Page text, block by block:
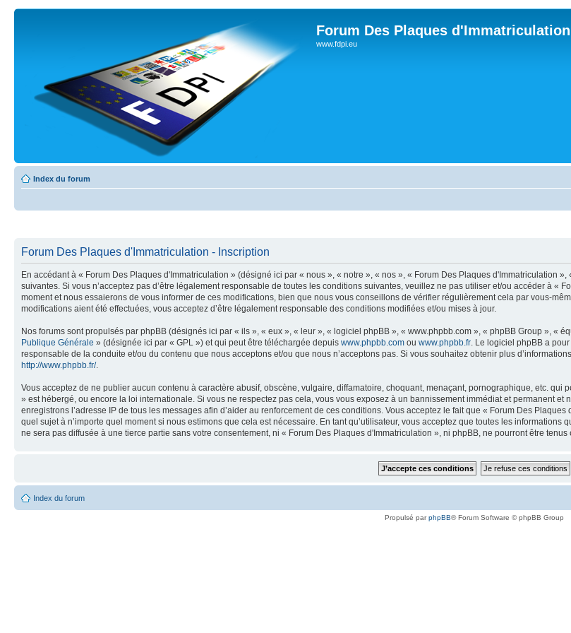
Forum Des Plaques d'Immatriculation
www.fdpi.eu
Index du forum
Forum Des Plaques d'Immatriculation - Inscription
En accédant à « Forum Des Plaques d'Immatriculation » (désigné ici par « nous », « notre », « nos », « Forum Des Plaques d'Immatriculation
suivantes. Si vous n’acceptez pas d’être légalement responsable de toutes les conditions suivantes, veuillez ne pas utiliser et/ou accéder à «
moment et nous essaierons de vous informer de ces modifications, bien que nous vous conseillons de vérifier régulièrement cela par vous-
modifications aient été effectuées, vous acceptez d’être légalement responsable des conditions modifiées et/ou mises à jour.
Nos forums sont propulsés par phpBB (désignés ici par « ils », « eux », « leur », « logiciel phpBB », « www.phpbb.com », « phpBB Group », «
Publique Générale » (désignée ici par « GPL ») et qui peut être téléchargée depuis www.phpbb.com ou www.phpbb.fr . Le logiciel phpBB a
responsable de la conduite et/ou du contenu que nous acceptons et/ou que nous n’acceptons pas. Si vous souhaitez obtenir plus
http://www.phpbb.fr/.
Vous acceptez de ne publier aucun contenu à caractère abusif, obscène, vulgaire, diffamatoire, choquant, menaçant, pornographique, etc.
» est hébergé, ou encore la loi internationale. Si vous ne respectez pas cela, vous vous exposez à un bannissement immédiat et permanent
enregistrons l’adresse IP de tous les messages afin d’aider au renforcement de ces conditions. Vous acceptez le fait que « Forum Des
quel sujet à n’importe quel moment si nous estimons que cela est nécessaire. En tant qu’utilisateur, vous acceptez que toutes les
ne sera pas diffusée à une tierce partie sans votre consentement, ni « Forum Des Plaques d'Immatriculation », ni phpBB, ne pourront être
Index du forum
Propulsé parphpBB® Forum Software © phpBB Group